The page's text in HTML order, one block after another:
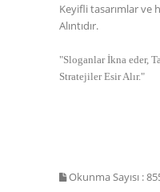
Keyifli tasarımlar ve
Alıntıdır.
"Sloganlar İkna eder,
Stratejiler Esir Alır."
Okunma Sayısı :